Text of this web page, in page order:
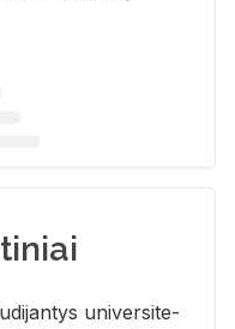
uni­ver­si­te­